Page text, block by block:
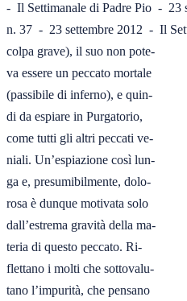
-  Il Settimanale di Padre Pio  -  23
n. 37  -  23 settembre 2012  -  Il
colpa grave), il suo non pote-
va essere un peccato mortale
(passibile di inferno), e quin-
di da espiare in Purgatorio,
come tutti gli altri peccati ve-
niali. Un’espiazione così lun-
ga e, presumibilmente, dolo-
rosa è dunque motivata solo
dall’estrema gravità della ma-
teria di questo peccato. Ri-
flettano i molti che sottovalu-
tano l’impurità, che pensano